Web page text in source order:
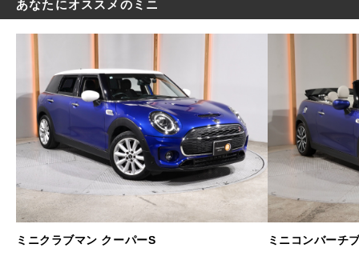
あなたにオススメのミニ
ミニクラブマン クーパーS ミニコンバーチ